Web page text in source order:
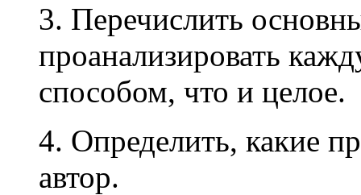
3. Перечислить
проанализировать
способом, что и целое.
4. Определить, какие
автор.